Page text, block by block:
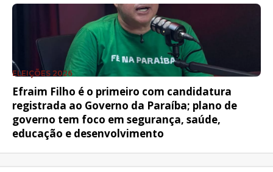
ELEIÇÕES 2026
Efraim Filho é o primeiro com candidatura
registrada ao Governo da Paraíba; plano de
governo tem foco em segurança, saúde,
educação e desenvolvimento